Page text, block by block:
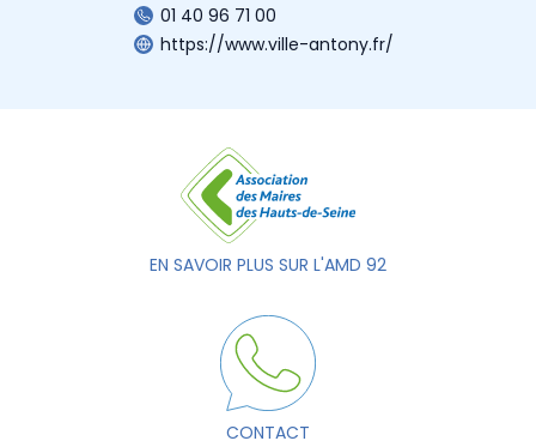
01 40 96 71 00
https://www.ville-antony.fr/
EN SAVOIR PLUS SUR L'AMD 92
CONTACT